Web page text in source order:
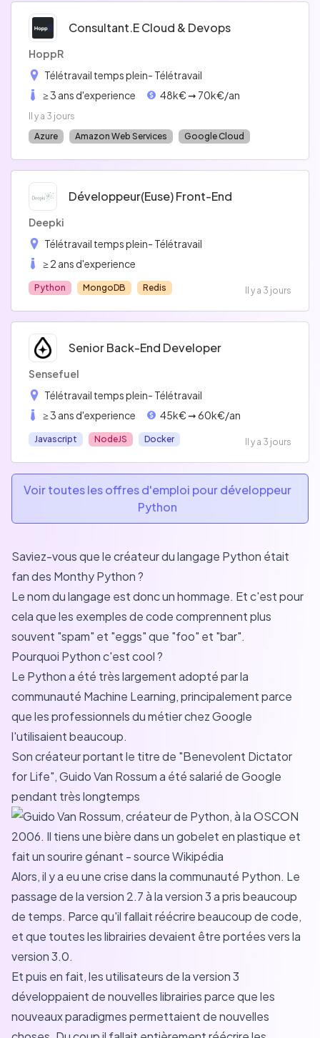
Consultant.e Cloud & Devops
HoppR
Télétravail temps plein- Télétravail
≥ 3 ans d'experience
48k€ ➞ 70k€/an
Azure Amazon Web Services Google Cloud
Il y a 3 jours
Développeur(euse) Front-End
Deepki
Télétravail temps plein- Télétravail
≥ 2 ans d'experience
Python MongoDB Redis Il y a 3 jours
Senior Back-End Developer
Sensefuel
Télétravail temps plein- Télétravail
≥ 3 ans d'experience
45k€ ➞ 60k€/an
Javascript NodeJS Docker Il y a 3 jours
Voir toutes les offres d'emploi pour développeur
Python
Saviez-vous que le créateur du langage Python était
fan des Monthy Python ?
Le nom du langage est donc un hommage. Et c'est pour
cela que les exemples de code comprennent plus
souvent "spam" et "eggs" que "foo" et "bar".
Pourquoi Python c'est cool ?
Le Python a été très largement adopté par la
communauté Machine Learning, principalement parce
que les professionnels du métier chez Google
l'utilisaient beaucoup.
Son créateur portant le titre de "Benevolent Dictator
for Life", Guido Van Rossum a été salarié de Google
pendant très longtemps
Alors, il y a eu une crise dans la communauté Python. Le
passage de la version 2.7 à la version 3 a pris beaucoup
de temps. Parce qu'il fallait réécrire beaucoup de code,
et que toutes les librairies devaient être portées vers la
version 3.0.
Et puis en fait, les utilisateurs de la version 3
développaient de nouvelles librairies parce que les
nouveaux paradigmes permettaient de nouvelles